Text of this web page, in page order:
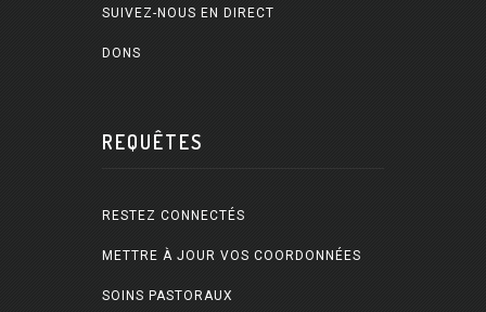
SUIVEZ-NOUS EN DIRECT
DONS
REQUÊTES
RESTEZ CONNECTÉS
METTRE À JOUR VOS COORDONNÉES
SOINS PASTORAUX